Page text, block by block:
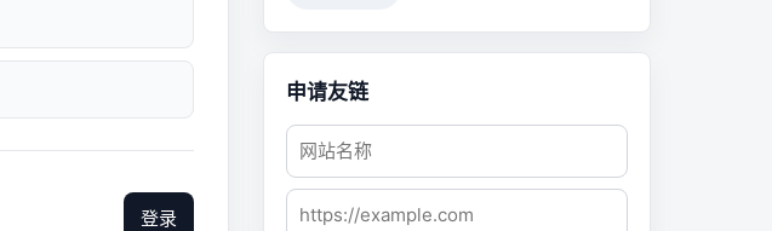
登录
申请友链